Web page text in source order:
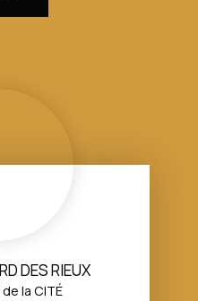
DES RIEUX
la CITÉ